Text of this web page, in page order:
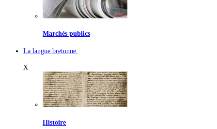
Marchés publics
La langue bretonne
X
Histoire